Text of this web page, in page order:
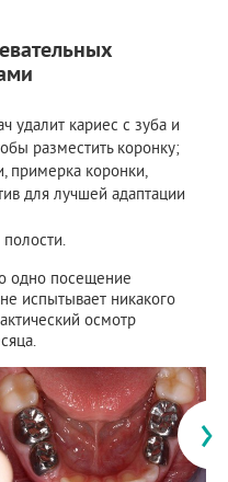
удалит кариес с зуба и
разместить коронку;
примерка коронки,
для лучшей адаптации
одно посещение
испытывает никакого
осмотр
›